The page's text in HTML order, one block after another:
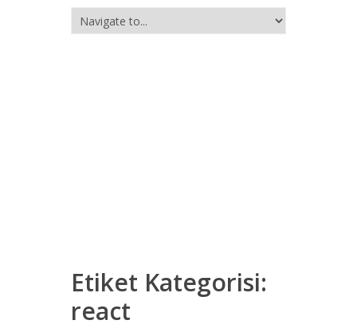
Etiket Kategorisi:
react